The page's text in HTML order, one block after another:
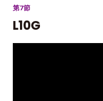
第7節
L10G